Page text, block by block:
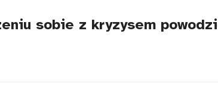
sobie z kryzysem